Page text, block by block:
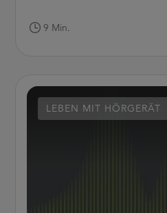
zu etwas ganz besonderem
diesem Artikel haben wir
9 Min.
LEBEN MIT HÖRGERÄT